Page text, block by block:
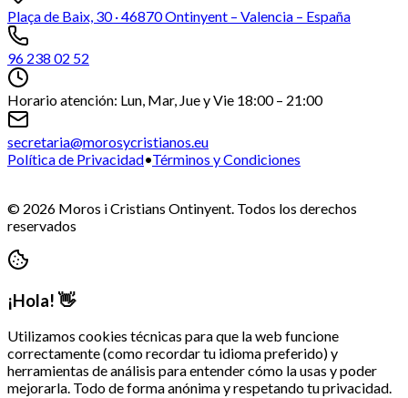
Plaça de Baix, 30 · 46870 Ontinyent – Valencia – España
96 238 02 52
Horario atención: Lun, Mar, Jue y Vie 18:00 – 21:00
secretaria@morosycristianos.eu
Política de Privacidad•Términos y Condiciones
© 2026 Moros i Cristians Ontinyent. Todos los derechos
reservados
¡Hola! 👋
Utilizamos cookies técnicas para que la web funcione
correctamente (como recordar tu idioma preferido) y
herramientas de análisis para entender cómo la usas y poder
mejorarla. Todo de forma anónima y respetando tu privacidad.